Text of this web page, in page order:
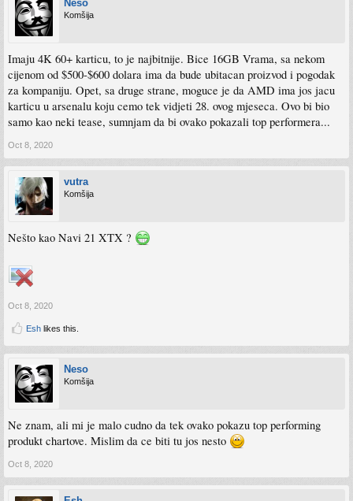
Neso
Komšija
Imaju 4K 60+ karticu, to je najbitnije. Bice 16GB Vrama, sa nekom
cijenom od $500-$600 dolara ima da bude ubitacan proizvod i pogodak
za kompaniju. Opet, sa druge strane, moguce je da AMD ima jos jacu
karticu u arsenalu koju cemo tek vidjeti 28. ovog mjeseca. Ovo bi bio
samo kao neki tease, sumnjam da bi ovako pokazali top performera...
Oct 8, 2020
vutra
Komšija
Nešto kao Navi 21 XTX ?
Oct 8, 2020
Esh likes this.
Neso
Komšija
Ne znam, ali mi je malo cudno da tek ovako pokazu top performing
produkt chartove. Mislim da ce biti tu jos nesto
Oct 8, 2020